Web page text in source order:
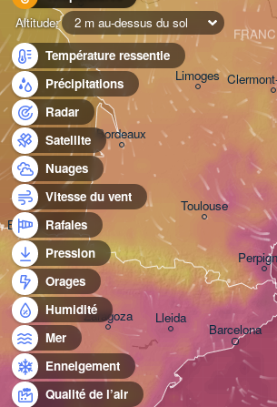
Altitude:
2 m au-dessus du sol
Température ressentie
Précipitations
Radar
Satellite
Nuages
Vitesse du vent
Rafales
Pression
Orages
Humidité
Mer
Enneigement
Qualité de l’air
Zaragoza
Bordeaux
Bilbao
Barcelona
Lleida
Limoges
Toulouse